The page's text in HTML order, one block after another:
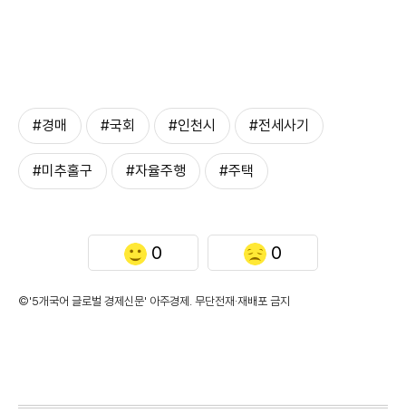
#경매 #국회 #인천시 #전세사기
#미추홀구 #자율주행 #주택
0 0
©'5개국어 글로벌 경제신문' 아주경제. 무단전재·재배포 금지